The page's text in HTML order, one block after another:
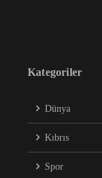
Kategoriler
Dünya
Kıbrıs
Spor